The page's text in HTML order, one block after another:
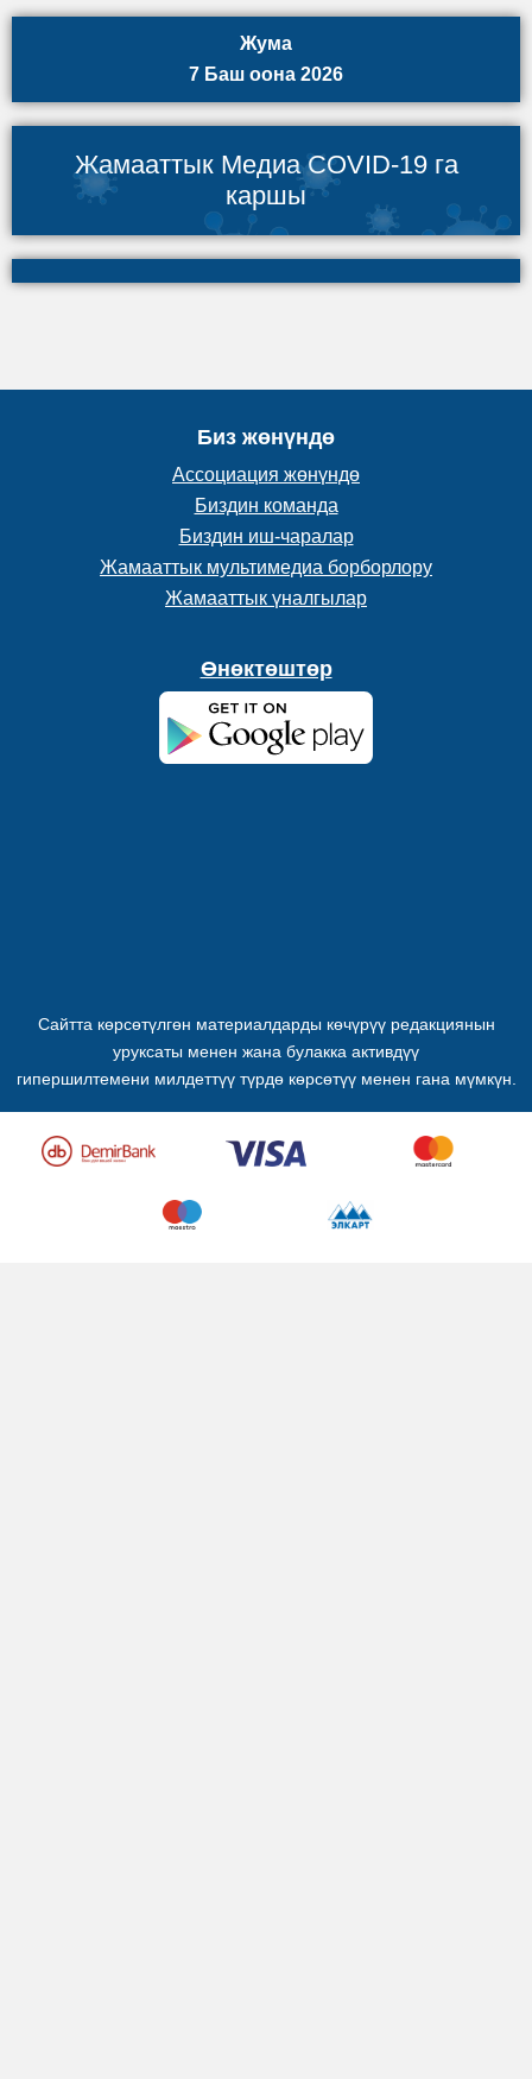
Жума
7 Баш оона 2026
Жамааттык Медиа COVID-19 га
каршы
Биз жөнүндө
Ассоциация жөнүндө
Биздин команда
Биздин иш-чаралар
Жамааттык мультимедиа борборлору
Жамааттык үналгылар
Өнөктөштөр
Сайтта көрсөтүлгөн материалдарды көчүрүү редакциянын
уруксаты менен жана булакка активдүү
гипершилтемени милдеттүү түрдө көрсөтүү менен гана мүмкүн.